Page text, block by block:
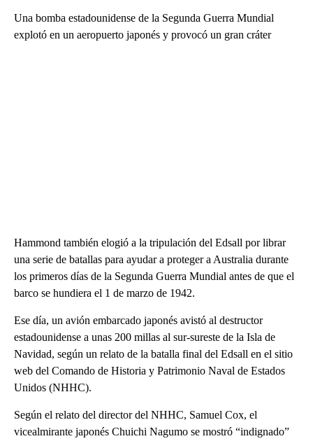
Una bomba estadounidense de la Segunda Guerra Mundial
explotó en un aeropuerto japonés y provocó un gran cráter
Hammond también elogió a la tripulación del Edsall por librar
una serie de batallas para ayudar a proteger a Australia durante
los primeros días de la Segunda Guerra Mundial antes de que el
barco se hundiera el 1 de marzo de 1942.
Ese día, un avión embarcado japonés avistó al destructor
estadounidense a unas 200 millas al sur-sureste de la Isla de
Navidad, según un relato de la batalla final del Edsall en el sitio
web del Comando de Historia y Patrimonio Naval de Estados
Unidos (NHHC).
Según el relato del director del NHHC, Samuel Cox, el
vicealmirante japonés Chuichi Nagumo se mostró “indignado”